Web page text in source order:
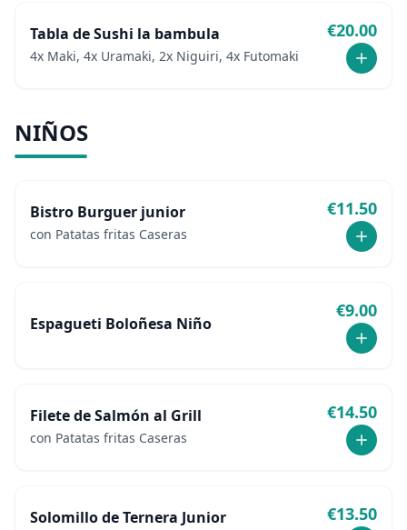
Tabla de Sushi la bambula
4x Maki, 4x Uramaki, 2x Niguiri, 4x Futomaki
€20.00
NIÑOS
Bistro Burguer junior
con Patatas fritas Caseras
€11.50
Espagueti Boloñesa Niño
€9.00
Filete de Salmón al Grill
con Patatas fritas Caseras
€14.50
Solomillo de Ternera Junior €13.50